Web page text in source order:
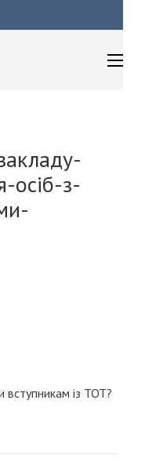
осіб-з-
із ТОТ?